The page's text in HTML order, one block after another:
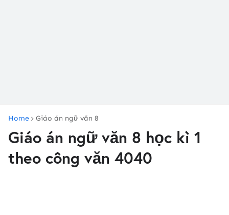
Home Giáo án ngữ văn 8
Giáo án ngữ văn 8 học kì 1
theo công văn 4040